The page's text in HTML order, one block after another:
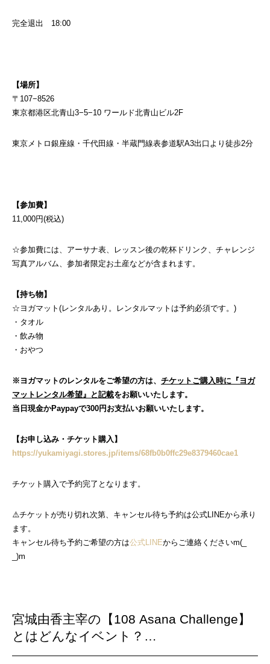
完全退出 18:00
【場所】
〒107−8526
東京都港区北青山3−5−10 ワールド北青山ビル2F
東京メトロ銀座線・千代田線・半蔵門線表参道駅A3出口より徒歩2分
【参加費】
11,000円(税込)
☆参加費には、アーサナ表、レッスン後の乾杯ドリンク、チャレンジ
写真アルバム、参加者限定お土産などが含まれます。
【持ち物】
☆ヨガマット(レンタルあり。レンタルマットは予約必須です。)
・タオル
・飲み物
・おやつ
※ヨガマットのレンタルをご希望の方は、 チケットご購入時に『ヨガ
マットレンタル希望』と記載をお願いいたします。
当日現金かPaypayで300円お支払いお願いいたします。
【お申し込み・チケット購入】
https://yukamiyagi.stores.jp/items/68fb0b0ffc29e8379460cae1
チケット購入で予約完了となります。
⚠️チケットが売り切れ次第、キャンセル待ち予約は公式LINEから承り
ます。
キャンセル待ち予約ご希望の方は公式LINEからご連絡くださいm(_
_)m
宮城由香主宰の【108 Asana Challenge】
とはどんなイベント？…